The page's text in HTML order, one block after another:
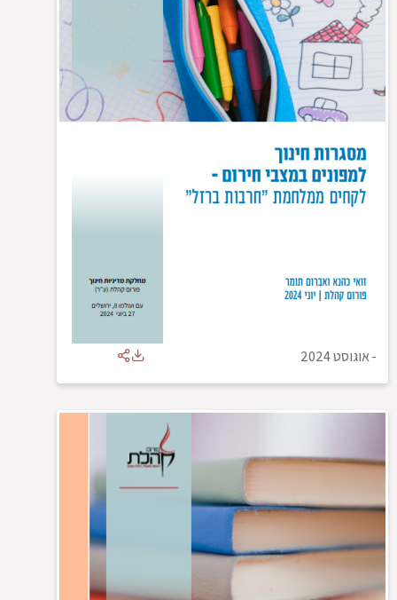
-אוגוסט 2024